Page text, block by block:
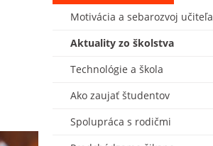
Motivácia a sebarozvoj učiteľa
Aktuality zo školstva
Technológie a škola
Ako zaujať študentov
Spolupráca s rodičmi